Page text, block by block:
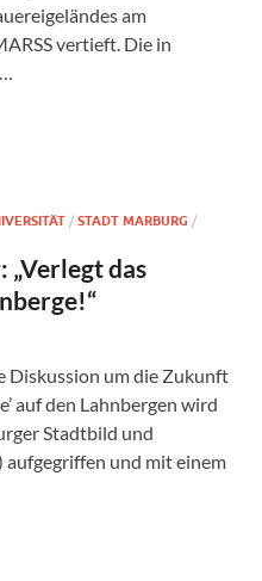
am
vertieft. Die in
/ STADT MARBURG /
„Verlegt das
Diskussion um die Zukunft
auf den Lahnbergen wird
Stadtbild und
aufgegriffen und mit einem